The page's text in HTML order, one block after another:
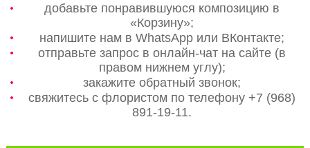
добавьте понравившуюся композицию в
«Корзину»;
напишите нам в WhatsApp или ВКонтакте;
отправьте запрос в онлайн-чат на сайте (в
правом нижнем углу);
закажите обратный звонок;
свяжитесь с флористом по телефону +7 (968)
891-19-11.